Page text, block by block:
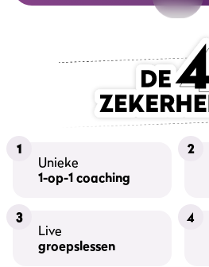
1
Unieke
1-op-1 coaching
2
3
Live
groepslessen
4